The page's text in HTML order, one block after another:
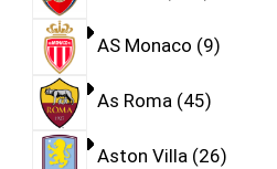
AS Monaco 9
As Roma 45
Aston Villa 26